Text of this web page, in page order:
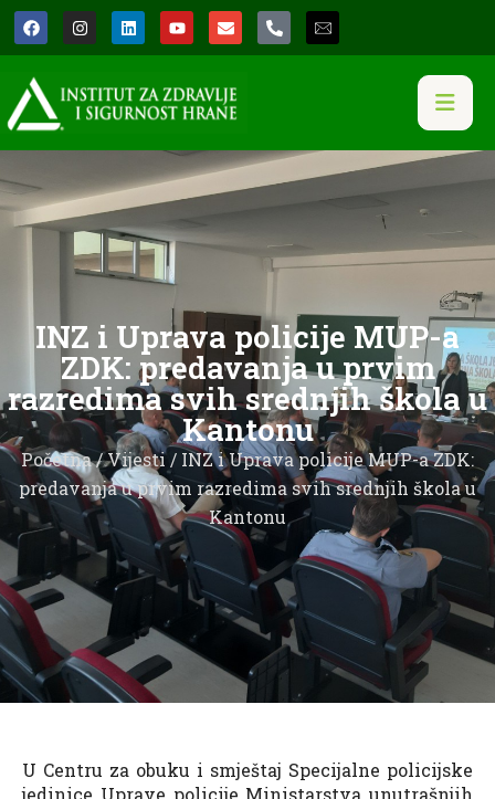
INZ i Uprava policije MUP-a
ZDK: predavanja u prvim
razredima svih srednjih škola u
Kantonu
Početna/Vijesti/ INZ i Uprava policije MUP-a ZDK:
predavanja u prvim razredima svih srednjih škola u
Kantonu
U Centru za obuku i smještaj Specijalne policijske
jedinice Uprave policije Ministarstva unutrašnjih